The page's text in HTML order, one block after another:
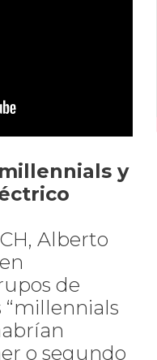
y
Alberto
de
“millennials
o segundo